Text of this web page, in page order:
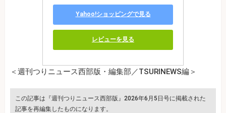
Yahoo!ショッピングで見る
レビューを見る
＜週刊つりニュース西部版・編集部／TSURINEWS編＞
この記事は『週刊つりニュース西部版』2026年6月5日号に掲載された
記事を再編集したものになります。